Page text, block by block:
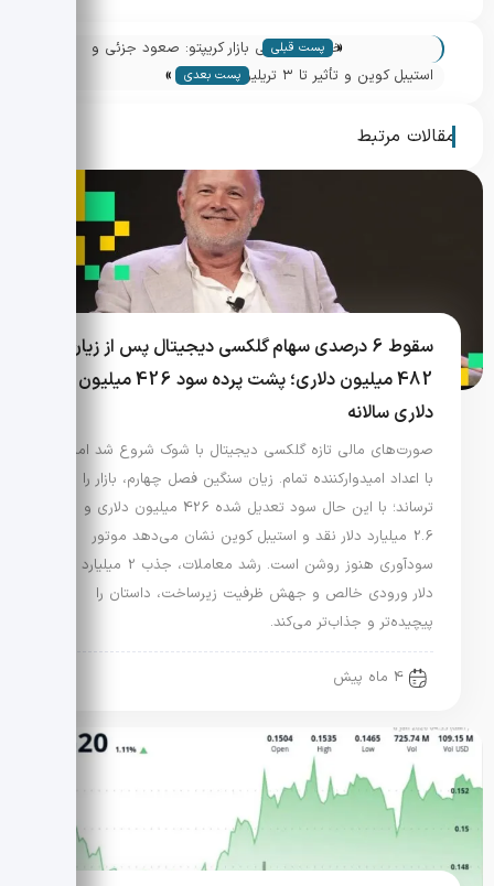
« پست قبلی
خلاصه هفتگی بازار کریپتو: صعود جزئی و
نشانه های احساسات سرمایه گذاران
استیبل کوین و تأثیر تا ۳ تریلیون دلار بر
پست بعدی »
مقالات مرتبط
سقوط 6 درصدی سهام گلکسی دیجیتال پس از زیان
482 میلیون دلاری؛ پشت پرده سود 426 میلیون
دلاری سالانه
صورت‌های مالی تازه گلکسی دیجیتال با شوک شروع شد اما
با اعداد امیدوارکننده تمام. زیان سنگین فصل چهارم، بازار را
ترساند؛ با این حال سود تعدیل شده 426 میلیون دلاری و
2.6 میلیارد دلار نقد و استیبل کوین نشان می‌دهد موتور
سودآوری هنوز روشن است. رشد معاملات، جذب 2 میلیارد
دلار ورودی خالص و جهش ظرفیت زیرساخت، داستان را
پیچیده‌تر و جذاب‌تر می‌کند.
4 ماه پیش